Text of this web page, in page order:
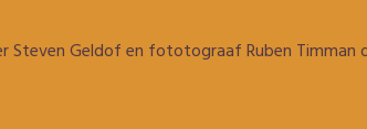
Steven Geldof en fototograaf Ruben